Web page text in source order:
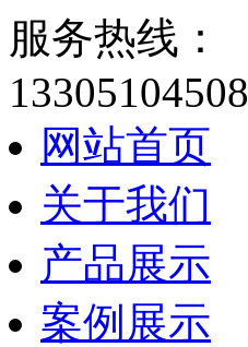
服务热线：
13305104508
网站首页
关于我们
产品展示
案例展示